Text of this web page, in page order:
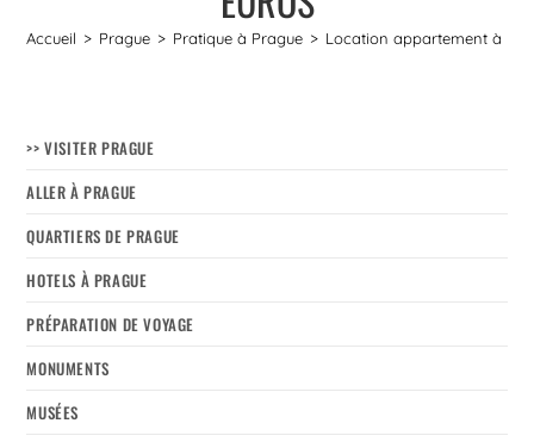
Accueil > Prague > Pratique à Prague > Location appartement à
>> VISITER PRAGUE
ALLER À PRAGUE
QUARTIERS DE PRAGUE
HOTELS À PRAGUE
PRÉPARATION DE VOYAGE
MONUMENTS
MUSÉES